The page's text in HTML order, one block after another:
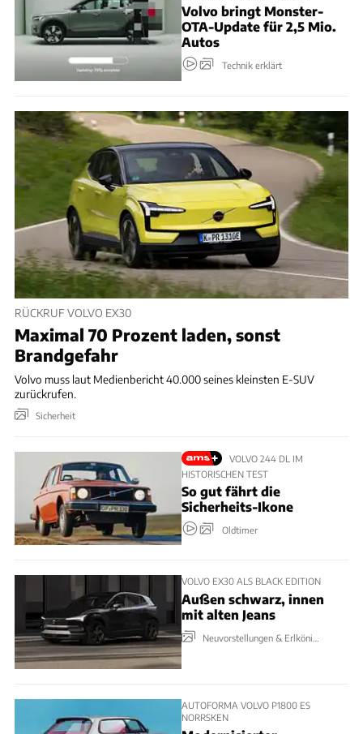
Volvo bringt Monster-
OTA-Update für 2,5 Mio.
Autos
Technik erklärt
RÜCKRUF VOLVO EX30
Maximal 70 Prozent laden, sonst
Brandgefahr
Volvo muss laut Medienbericht 40.000 seines kleinsten E-SUV
zurückrufen.
Sicherheit
VOLVO 244 DL IM
HISTORISCHEN TEST
So gut fährt die
Sicherheits-Ikone
Oldtimer
VOLVO EX30 ALS BLACK EDITION
Außen schwarz, innen
mit alten Jeans
Neuvorstellungen & Erlkönige
AUTOFORMA VOLVO P1800 ES
NORRSKEN